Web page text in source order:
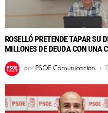
ROSELLÓ PRETENDE TAPAR SU
MILLONES DE DEUDA CON UNA
por PSOE Comunicación